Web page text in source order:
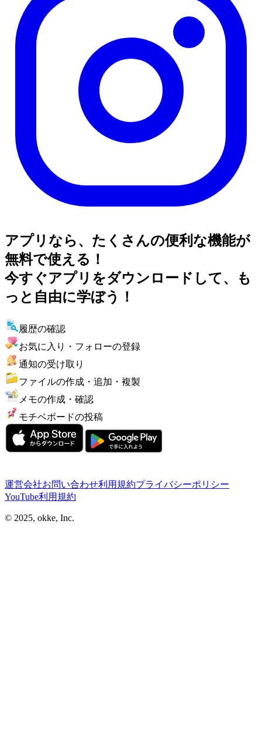
アプリなら、たくさんの便利な機能が
無料で使える！
今すぐアプリをダウンロードして、も
っと自由に学ぼう！
履歴の確認
お気に入り・フォローの登録
通知の受け取り
ファイルの作成・追加・複製
メモの作成・確認
モチベボードの投稿
運営会社お問い合わせ利用規約プライバシーポリシー
YouTube利用規約
© 2025, okke, Inc.